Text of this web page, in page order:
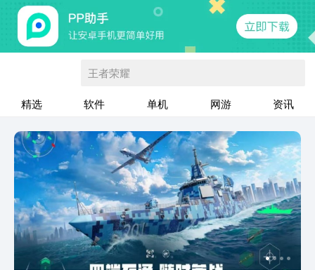
王者荣耀
精选 软件 单机 网游 资讯